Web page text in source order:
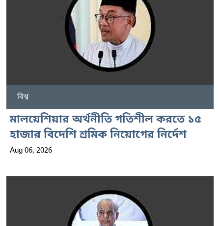
বিশ্ব
মালয়েশিয়ার অর্থনীতি গতিশীল করতে ১৫
হাজার বিদেশি শ্রমিক নিয়োগের নির্দেশ
Aug 06, 2026